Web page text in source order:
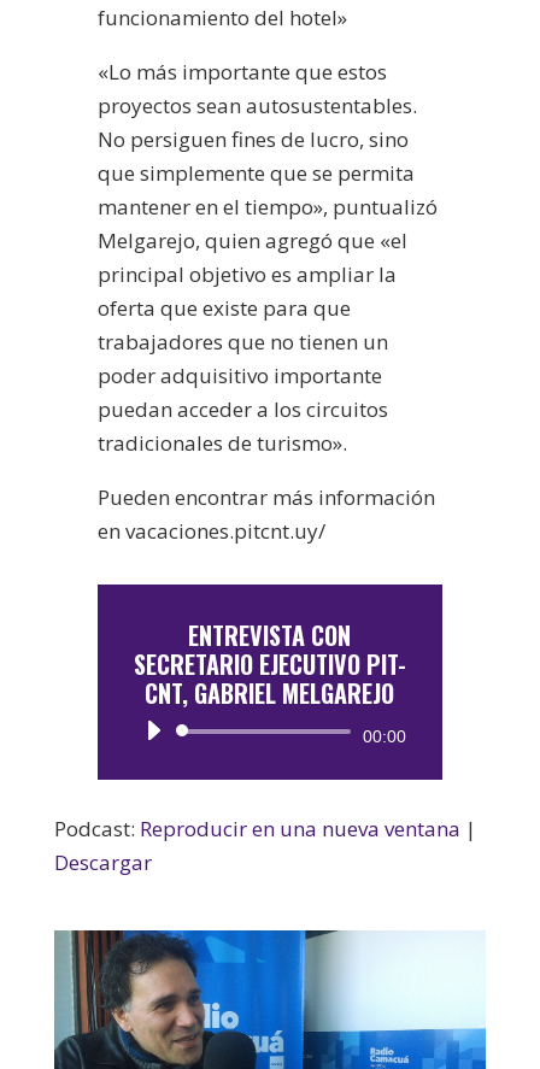
funcionamiento del hotel»
«Lo más importante que estos
proyectos sean autosustentables.
No persiguen fines de lucro, sino
que simplemente que se permita
mantener en el tiempo», puntualizó
Melgarejo, quien agregó que «el
principal objetivo es ampliar la
oferta que existe para que
trabajadores que no tienen un
poder adquisitivo importante
puedan acceder a los circuitos
tradicionales de turismo».
Pueden encontrar más información
en vacaciones.pitcnt.uy/
ENTREVISTA CON
SECRETARIO EJECUTIVO PIT-
CNT, GABRIEL MELGAREJO
Reproductor
00:00
Podcast: Reproducir en una nueva ventana |
Descargar